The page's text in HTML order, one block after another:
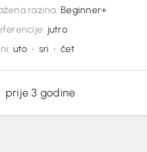
razina: Beginner+
jutro
uto • sri • čet
prije 3 godine